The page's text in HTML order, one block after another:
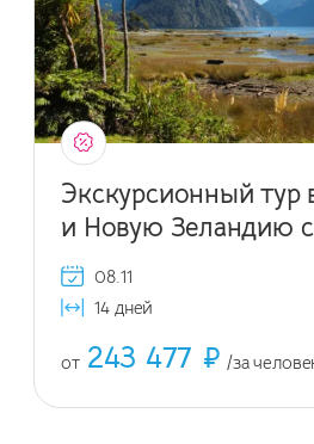
Экскурсионный тур
и Новую Зеландию
Санкт-Петербурга
08.11
14 дней
от 243 477 ₽ /за